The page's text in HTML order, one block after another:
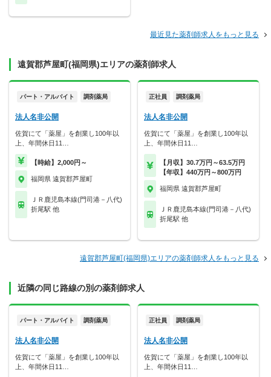
最近見た薬剤師求人をもっと見る
遠賀郡芦屋町(福岡県)エリアの薬剤師求人
パート・アルバイト 調剤薬局
法人名非公開
佐賀にて「薬屋」を創業し100年以
上、年間休日11…
【時給】2,000円～
福岡県 遠賀郡芦屋町
ＪＲ鹿児島本線(門司港－八代)
折尾駅 他
正社員 調剤薬局
法人名非公開
佐賀にて「薬屋」を創業し100年以
上、年間休日11…
【月収】30.7万円～63.5万円
【年収】440万円～800万円
福岡県 遠賀郡芦屋町
ＪＲ鹿児島本線(門司港－八代)
折尾駅 他
遠賀郡芦屋町(福岡県)エリアの薬剤師求人をもっと見る
近隣の同じ路線の別の薬剤師求人
パート・アルバイト 調剤薬局
法人名非公開
佐賀にて「薬屋」を創業し100年以
上、年間休日11…
正社員 調剤薬局
法人名非公開
佐賀にて「薬屋」を創業し100年以
上、年間休日11…